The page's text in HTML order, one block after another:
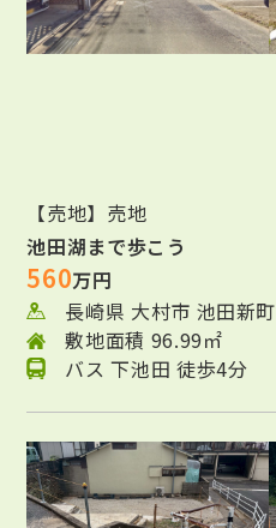
【売地】売地
池田湖まで歩こう
560万円
長崎県 大村市 池田新町
敷地面積 96.99㎡
バス 下池田 徒歩4分